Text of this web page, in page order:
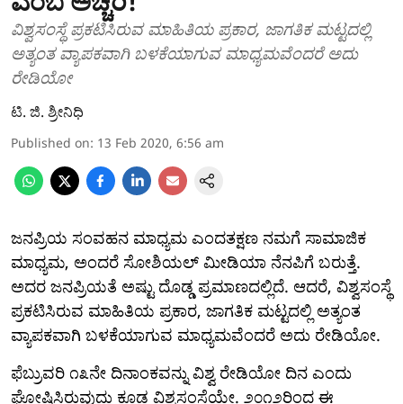
ವಿಶ್ವಸಂಸ್ಥೆ ಪ್ರಕಟಿಸಿರುವ ಮಾಹಿತಿಯ ಪ್ರಕಾರ, ಜಾಗತಿಕ ಮಟ್ಟದಲ್ಲಿ
ಅತ್ಯಂತ ವ್ಯಾಪಕವಾಗಿ ಬಳಕೆಯಾಗುವ ಮಾಧ್ಯಮವೆಂದರೆ ಅದು
ರೇಡಿಯೋ
ಟಿ. ಜಿ. ಶ್ರೀನಿಧಿ
Published on: 13 Feb 2020, 6:56 am
ಜನಪ್ರಿಯ ಸಂವಹನ ಮಾಧ್ಯಮ ಎಂದತಕ್ಷಣ ನಮಗೆ ಸಾಮಾಜಿಕ
ಮಾಧ್ಯಮ, ಅಂದರೆ ಸೋಶಿಯಲ್ ಮೀಡಿಯಾ ನೆನಪಿಗೆ ಬರುತ್ತೆ.
ಅದರ ಜನಪ್ರಿಯತೆ ಅಷ್ಟು ದೊಡ್ಡ ಪ್ರಮಾಣದಲ್ಲಿದೆ. ಆದರೆ, ವಿಶ್ವಸಂಸ್ಥೆ
ಪ್ರಕಟಿಸಿರುವ ಮಾಹಿತಿಯ ಪ್ರಕಾರ, ಜಾಗತಿಕ ಮಟ್ಟದಲ್ಲಿ ಅತ್ಯಂತ
ವ್ಯಾಪಕವಾಗಿ ಬಳಕೆಯಾಗುವ ಮಾಧ್ಯಮವೆಂದರೆ ಅದು ರೇಡಿಯೋ.
ಫೆಬ್ರುವರಿ ೧೩ನೇ ದಿನಾಂಕವನ್ನು ವಿಶ್ವ ರೇಡಿಯೋ ದಿನ ಎಂದು
ಘೋಷಿಸಿರುವುದು ಕೂಡ ವಿಶ್ವಸಂಸ್ಥೆಯೇ. ೨೦೧೨ರಿಂದ ಈ